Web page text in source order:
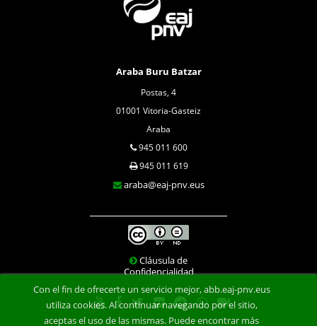
Araba Buru Batzar
Postas, 4
01001 Vitoria-Gasteiz
Araba
945 011 600
945 011 619
araba@eaj-pnv.eus
Cláusula de
Confidencialidad
Con el fin de ofrecerte un servicio mejor, abb.eaj-pnv.eus
utiliza cookies. Al continuar navegando por el sitio,
aceptas el uso de las mismas. Puede encontrar más